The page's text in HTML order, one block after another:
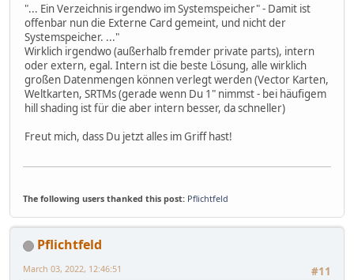
"... Ein Verzeichnis irgendwo im Systemspeicher" - Damit ist
offenbar nun die Externe Card gemeint, und nicht der
Systemspeicher. ..."
Wirklich irgendwo (außerhalb fremder private parts), intern
oder extern, egal. Intern ist die beste Lösung, alle wirklich
großen Datenmengen können verlegt werden (Vector Karten,
Weltkarten, SRTMs (gerade wenn Du 1" nimmst - bei häufigem
hill shading ist für die aber intern besser, da schneller)
Freut mich, dass Du jetzt alles im Griff hast!
The following users thanked this post: Pflichtfeld
Pflichtfeld
#11
March 03, 2022, 12:46:51